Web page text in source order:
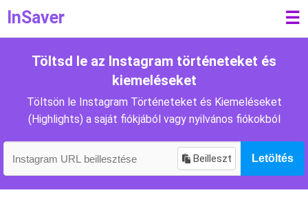
InSaver ☰
Töltsd le az Instagram történeteket és
kiemeléseket
Töltsön le Instagram Történeteket és Kiemeléseket
(Highlights) a saját fiókjából vagy nyilvános fiókokból
Beilleszt Letöltés